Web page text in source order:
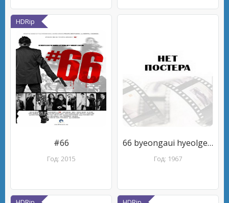
HDRip
#66
Год: 2015
66 byeongaui hyeolgeon
Год: 1967